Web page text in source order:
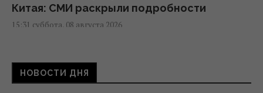
Китая: СМИ раскрыли подробности
15:31 суббота, 08 августа 2026
Евросоюз ускорил работу над
собственным аналогом Starlink
НОВОСТИ ДНЯ